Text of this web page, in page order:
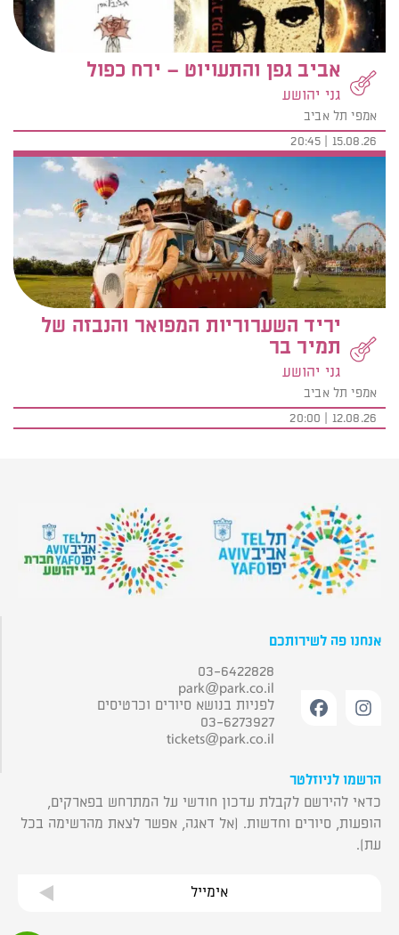
אביב גפן והתעויוט – ירח כפול
גני יהושע
אמפי תל אביב
15.08.26 | 20:45
יריד השערוריות המפואר והנבזה של
תמיר בר
גני יהושע
אמפי תל אביב
12.08.26 | 20:00
אנחנו פה לשירותכם
03-6422828
park@park.co.il
לפניות בנושא סיורים וכרטיסים
03-6273927
tickets@park.co.il
הרשמו לניוזלטר
כדאי להירשם לקבלת עדכון חודשי על המתרחש בפארקים,
הופעות, סיורים וחדשות. (אל דאגה, אפשר לצאת מהרשימה בכל
עת).
אימייל